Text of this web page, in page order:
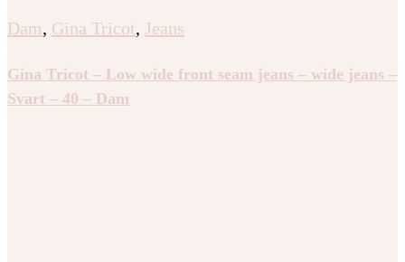
Dam, Gina Tricot, Jeans
Gina Tricot – Low wide front seam jeans – wide jeans –
Svart – 40 – Dam